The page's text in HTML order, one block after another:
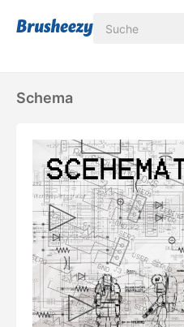
Schema